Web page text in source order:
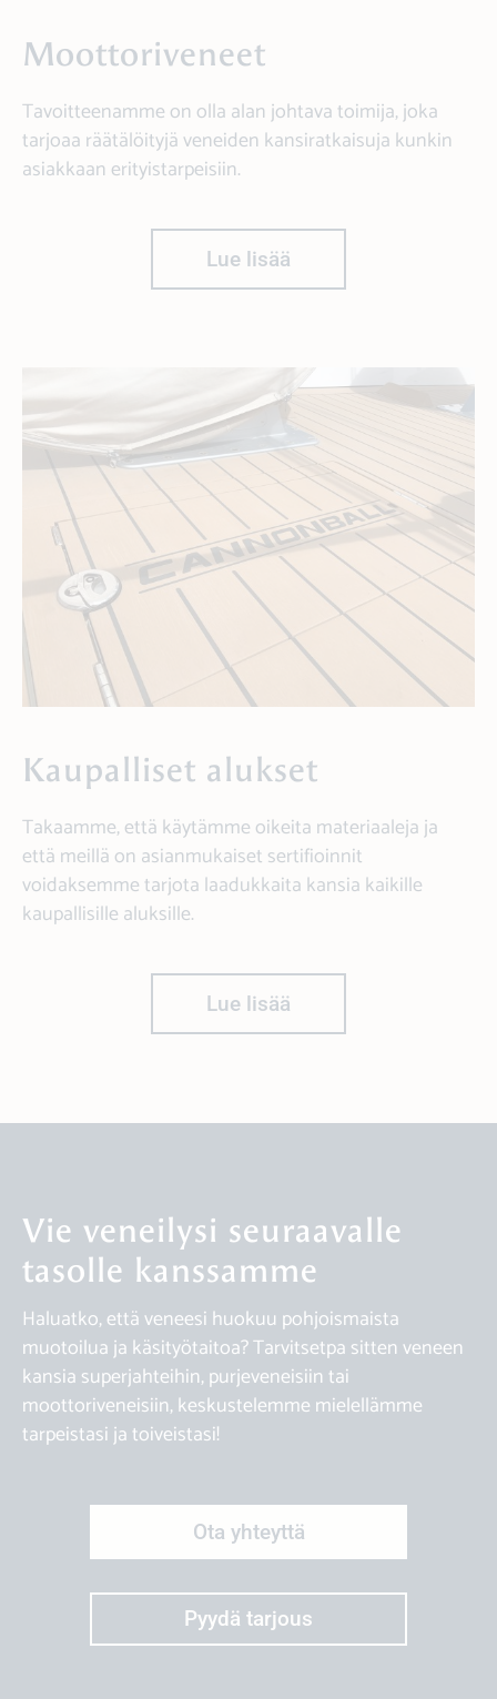
Moottoriveneet
Tavoitteenamme on olla alan johtava toimija, joka
tarjoaa räätälöityjä veneiden kansiratkaisuja kunkin
asiakkaan erityistarpeisiin.
Lue lisää
Kaupalliset alukset
Takaamme, että käytämme oikeita materiaaleja ja
että meillä on asianmukaiset sertifioinnit
voidaksemme tarjota laadukkaita kansia kaikille
kaupallisille aluksille.
Lue lisää
Vie veneilysi seuraavalle
tasolle kanssamme
Haluatko, että veneesi huokuu pohjoismaista
muotoilua ja käsityötaitoa? Tarvitsetpa sitten veneen
kansia superjahteihin, purjeveneisiin tai
moottoriveneisiin, keskustelemme mielellämme
tarpeistasi ja toiveistasi!
Ota yhteyttä
Pyydä tarjous